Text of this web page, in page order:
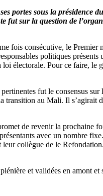
portes sous la
fut sur la question de
fois consécutive, le Premier
politiques
électorale. Pour ce faire, le
fut le consensus
au Mali. Il
de revenir la prochaine
avec un nombre
collègue de le
et validées en amont